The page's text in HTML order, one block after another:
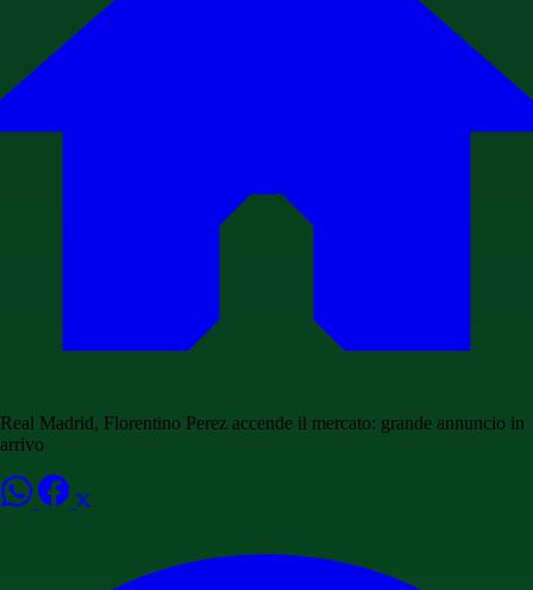
Real Madrid, Florentino Perez accende il mercato: grande annuncio in
arrivo